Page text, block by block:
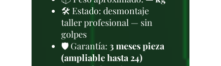
🛠 Estado: desmontaje
taller profesional — sin
golpes
🛡️ Garantía: 3 meses pieza
(ampliable hasta 24)